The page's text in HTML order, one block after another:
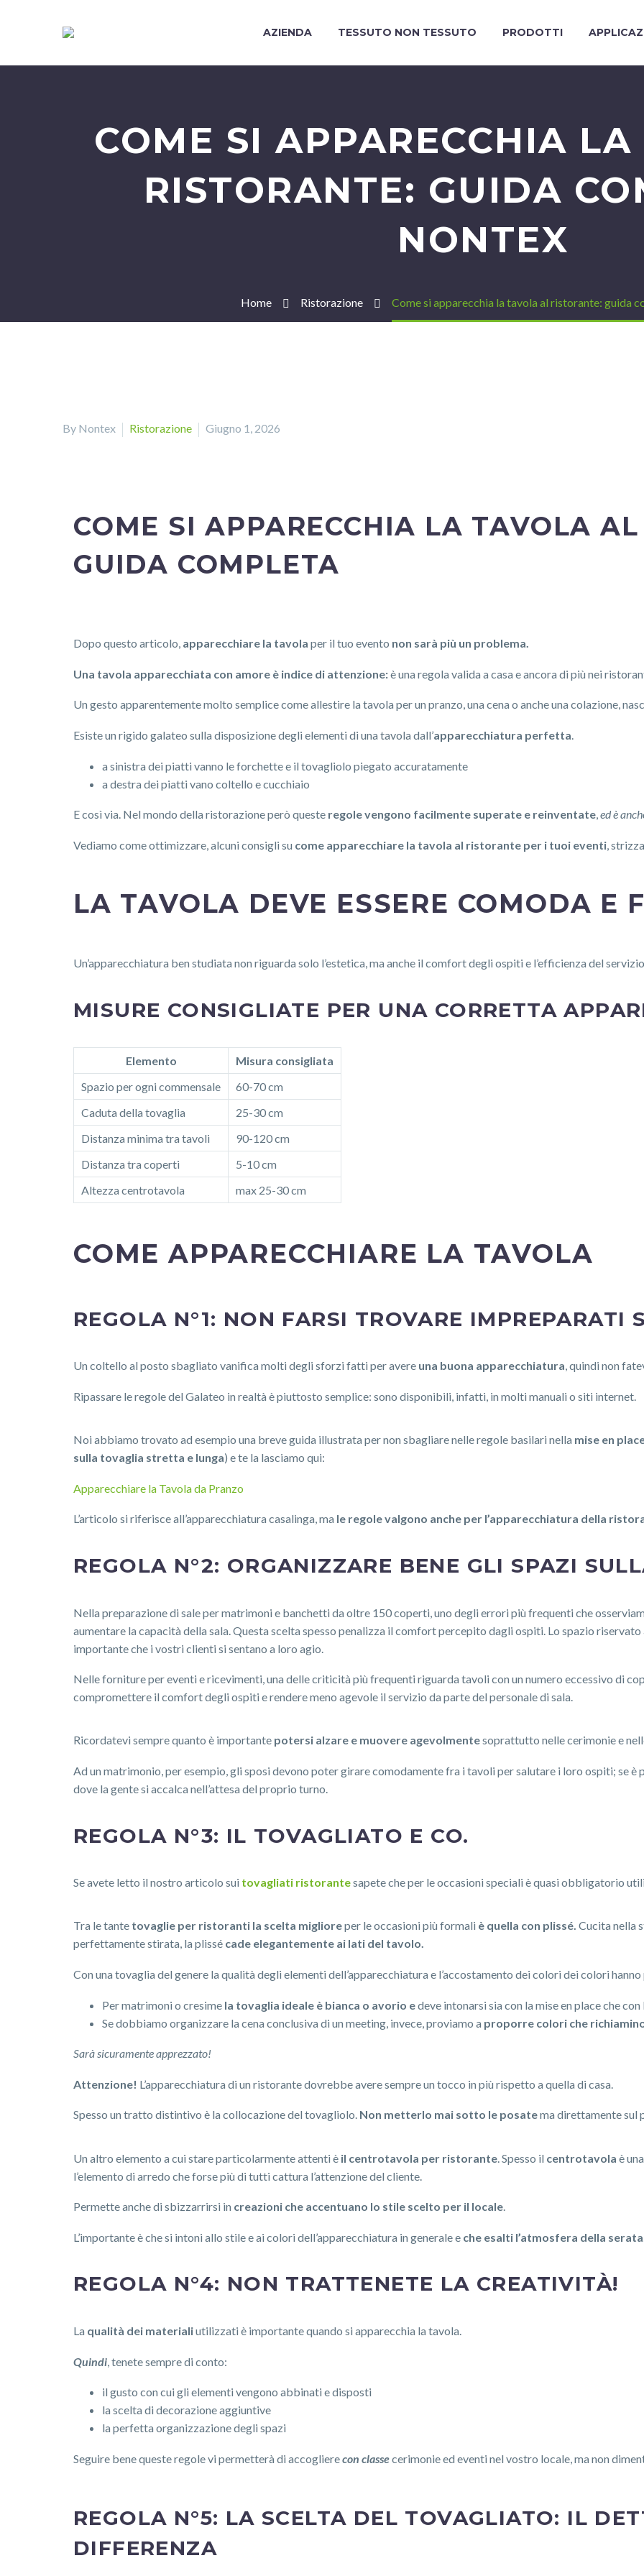
AZIENDA TESSUTO NON TESSUTO PRODOTTI
COME SI APPARECCHIA
RISTORANTE: GUIDA
NONTEX
Home Ristorazione Come si apparecchia la tavola al ristorante: guida
By Nontex Ristorazione Giugno 1, 2026
COME SI APPARECCHIA LA TAVOLA
GUIDA COMPLETA
Dopo questo articolo, apparecchiare la tavola per il tuo evento non sarà più un problema.
Una tavola apparecchiata con amore è indice di attenzione:è una regola valida a casa e ancora di più nei
Un gesto apparentemente molto semplice come allestire la tavola per un pranzo, una cena o anche una colazione,
Esiste un rigido galateo sulla disposizione degli elementi di una tavola dall’apparecchiatura perfetta.
a sinistra dei piatti vanno le forchette e il tovagliolo piegato accuratamente
a destra dei piatti vano coltello e cucchiaio
E così via. Nel mondo della ristorazione però queste regole vengono facilmente superate e reinventate,ed è
Vediamo come ottimizzare, alcuni consigli su come apparecchiare la tavola al ristorante per i tuoi eventi ,
LA TAVOLA DEVE ESSERE COMODA E
Un’apparecchiatura ben studiata non riguarda solo l’estetica, ma anche il comfort degli ospiti e l’efficienza del
MISURE CONSIGLIATE PER UNA CORRETTA
Elemento
Misura consigliata
Spazio per ogni commensale
60-70 cm
Caduta della tovaglia
25-30 cm
Distanza minima tra tavoli
90-120 cm
Distanza tra coperti
5-10 cm
Altezza centrotavola
max 25-30 cm
COME APPARECCHIARE LA TAVOLA
REGOLA N°1: NON FARSI TROVARE IMPREPARATI
Un coltello al posto sbagliato vanifica molti degli sforzi fatti per avere una buona apparecchiatura, quindi non
Ripassare le regole del Galateo in realtà è piuttosto semplice: sono disponibili, infatti, in molti manuali o siti internet.
Noi abbiamo trovato ad esempio una breve guida illustrata per non sbagliare nelle regole basilari nella mise en
sulla tovaglia stretta e lunga) e te la lasciamo qui:
Apparecchiare la Tavola da Pranzo
L’articolo si riferisce all’apparecchiatura casalinga, ma le regole valgono anche per l’apparecchiatura della
REGOLA N°2: ORGANIZZARE BENE GLI SPAZI
Nella preparazione di sale per matrimoni e banchetti da oltre 150 coperti, uno degli errori più frequenti che
aumentare la capacità della sala. Questa scelta spesso penalizza il comfort percepito dagli ospiti. Lo spazio riservato
importante che i vostri clienti si sentano a loro agio.
Nelle forniture per eventi e ricevimenti, una delle criticità più frequenti riguarda tavoli con un numero eccessivo di
compromettere il comfort degli ospiti e rendere meno agevole il servizio da parte del personale di sala.
Ricordatevi sempre quanto è importante potersi alzare e muovere agevolmentesoprattutto nelle cerimonie e
Ad un matrimonio, per esempio, gli sposi devono poter girare comodamente fra i tavoli per salutare i loro ospiti; se è
dove la gente si accalca nell’attesa del proprio turno.
REGOLA N°3: IL TOVAGLIATO E CO.
Se avete letto il nostro articolo sui tovagliati ristorantesapete che per le occasioni speciali è quasi obbligatorio
Tra le tante tovaglie per ristoranti la scelta miglioreper le occasioni più formali è quella con plissé. Cucita nella
perfettamente stirata, la plissé cade elegantemente ai lati del tavolo.
Con una tovaglia del genere la qualità degli elementi dell’apparecchiatura e l’accostamento dei colori dei colori
Per matrimoni o cresime la tovaglia ideale è bianca o avorio edeve intonarsi sia con la mise en place che
Se dobbiamo organizzare la cena conclusiva di un meeting, invece, proviamo a proporre colori che
Sarà sicuramente apprezzato!
Attenzione! L’apparecchiatura di un ristorante dovrebbe avere sempre un tocco in più rispetto a quella di casa.
Spesso un tratto distintivo è la collocazione del tovagliolo. Non metterlo mai sotto le posatema direttamente sul
Un altro elemento a cui stare particolarmente attenti è il centrotavola per ristorante . Spesso il centrotavola è
l’elemento di arredo che forse più di tutti cattura l’attenzione del cliente.
Permette anche di sbizzarrirsi in creazioni che accentuano lo stile scelto per il locale.
L’importante è che si intoni allo stile e ai colori dell’apparecchiatura in generale e che esalti l’atmosfera della serata
REGOLA N°4: NON TRATTENETE LA CREATIVITÀ!
La qualità dei materialiutilizzati è importante quando si apparecchia la tavola.
Quindi , tenete sempre di conto:
il gusto con cui gli elementi vengono abbinati e disposti
la scelta di decorazione aggiuntive
la perfetta organizzazione degli spazi
Seguire bene queste regole vi permetterà di accoglierecon classecerimonie ed eventi nel vostro locale, ma non
REGOLA N°5: LA SCELTA DEL TOVAGLIATO: IL
DIFFERENZA